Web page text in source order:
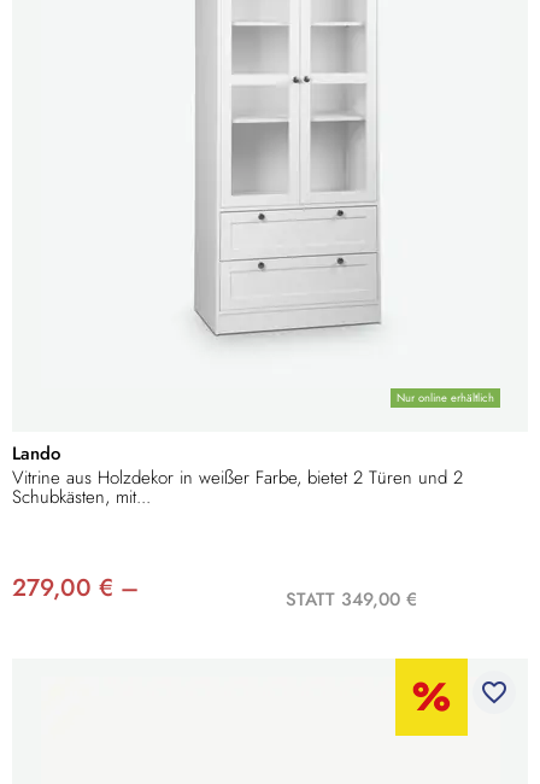
Nur online erhältlich
Lando
Vitrine aus Holzdekor in weißer Farbe, bietet 2 Türen und 2
Schubkästen, mit...
279,00 € – STATT 349,00 €
favorite_border